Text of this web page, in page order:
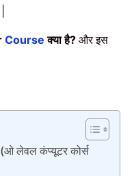
Course क्या है? और इस
लेवल कंप्यूटर कोर्स